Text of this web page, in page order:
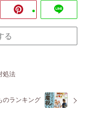
る
処法
のランキング